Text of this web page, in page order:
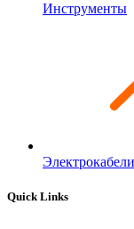
Инструменты
Электрокабели
Quick Links